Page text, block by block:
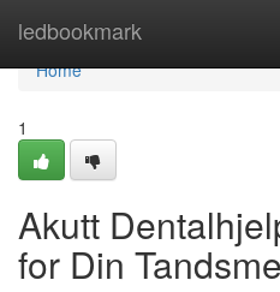
ledbookmark
Home
Home
1
Akutt
for Din